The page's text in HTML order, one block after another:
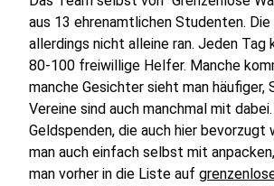
aus 13 ehrenamtlichen Studenten. Die
allerdings nicht alleine ran. Jeden Tag
80-100 freiwillige Helfer. Manche
manche Gesichter sieht man häufiger,
Vereine sind auch manchmal mit
Geldspenden, die auch hier bevorzugt
man auch einfach selbst mit
man vorher in die Liste auf